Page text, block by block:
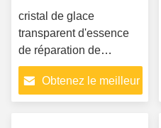
cristal de glace
transparent d'essence
de réparation de
tatouage de la cicatrice
5ml de 5ml/pc QM anti
Obtenez le meilleur